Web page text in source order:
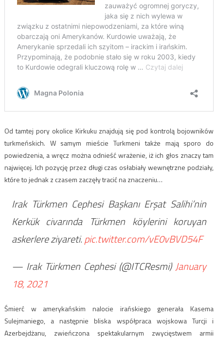
Od tamtej pory okolice Kirkuku znajdują się pod kontrolą bojowników
turkmeńskich. W samym mieście Turkmeni także mają sporo do
powiedzenia, a wręcz można odnieść wrażenie, iż ich głos znaczy tam
najwięcej. Ich pozycję przez długi czas osłabiały wewnętrzne podziały,
które to jednak z czasem zaczęły tracić na znaczeniu…
Irak Türkmen Cephesi Başkanı Erşat Salihi’nin
Kerkük civarında Türkmen köylerini koruyan
askerlere ziyareti.pic.twitter.com/vE0vBVD54F
— Irak Türkmen Cephesi (@ITCResmi)January
18, 2021
Śmierć w amerykańskim nalocie irańskiego generała Kasema
Sulejmaniego, a następnie bliska współpraca wojskowa Turcji i
Azerbejdżanu, zwieńczona spektakularnym zwycięstwem armii